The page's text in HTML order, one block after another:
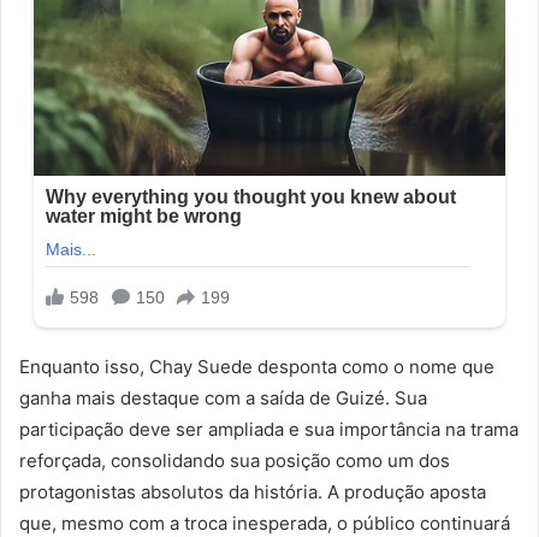
Enquanto isso, Chay Suede desponta como o nome que
ganha mais destaque com a saída de Guizé. Sua
participação deve ser ampliada e sua importância na trama
reforçada, consolidando sua posição como um dos
protagonistas absolutos da história. A produção aposta
que, mesmo com a troca inesperada, o público continuará